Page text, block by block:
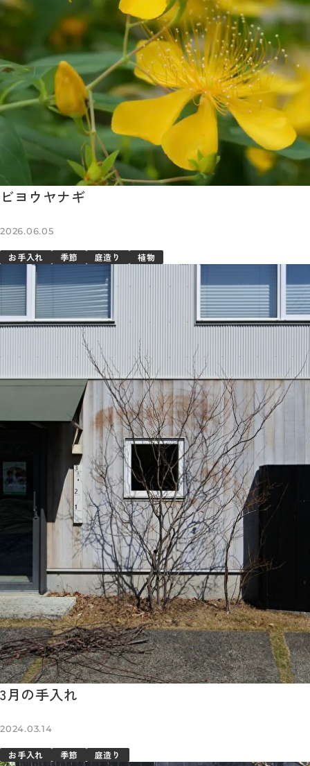
ビヨウヤナギ
2026.06.05
お手入れ 季節 庭造り 植物
3月の手入れ
2024.03.14
お手入れ 季節 庭造り